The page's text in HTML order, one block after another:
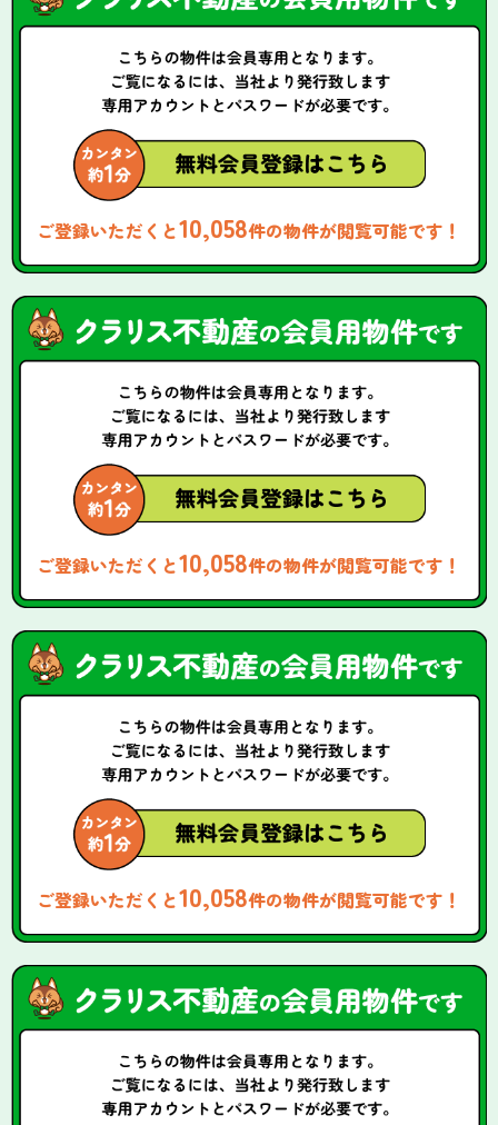
ご登録いただくと10,058件の物件が閲覧可能です！
ご登録いただくと10,058件の物件が閲覧可能です！
ご登録いただくと10,058件の物件が閲覧可能です！